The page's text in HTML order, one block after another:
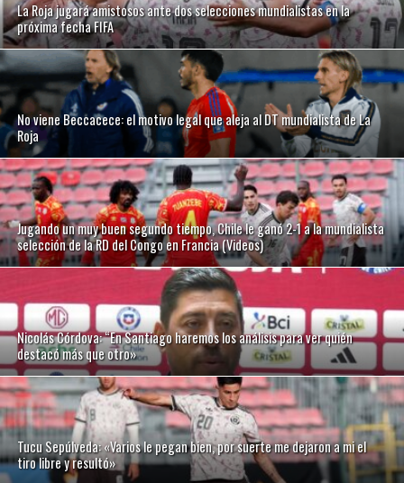
La Roja jugará amistosos ante dos selecciones mundialistas en la
próxima fecha FIFA
No viene Beccacece: el motivo legal que aleja al DT mundialista de La
Roja
Jugando un muy buen segundo tiempo, Chile le ganó 2-1 a la mundialista
selección de la RD del Congo en Francia (Videos)
Nicolás Córdova: “En Santiago haremos los análisis para ver quién
destacó más que otro»
Tucu Sepúlveda: «Varios le pegan bien, por suerte me dejaron a mi el
tiro libre y resultó»